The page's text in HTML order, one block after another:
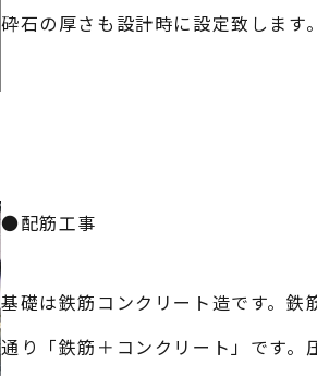
砕石の厚さも設計時に設定致します。
●配筋工事
基礎は鉄筋コンクリート造です。鉄
通り「鉄筋＋コンクリート」です。